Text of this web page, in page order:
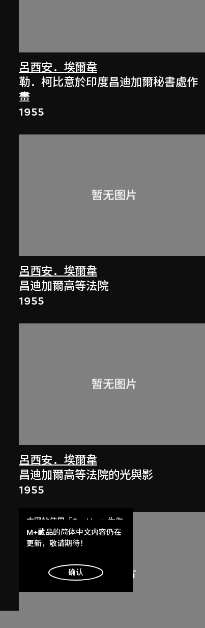
呂西安．埃爾韋
勒．柯比意於印度昌迪加爾秘書處作
畫
1955
呂西安．埃爾韋
昌迪加爾高等法院
1955
呂西安．埃爾韋
昌迪加爾高等法院的光與影
1955
本网站使用「Cookies」为你
提供最好的网站体验。
了解更多
明白
M+藏品的简体中文内容仍在
更新，敬请期待！
确认